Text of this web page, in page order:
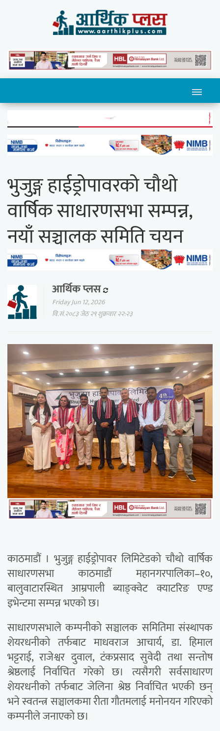
भुजुङ्ग हाईड्रोपावरको चौथो
वार्षिक साधारणसभा सम्पन्न,
नयाँ सञ्चालक समिति चयन
आर्थिक प्लस
Friday Jun 12, 2026
वि.सं.२०८३ जेठ २९ शुक्रवार २२:२३
काठमाडौं । भुजुङ्ग हाईड्रोपावर लिमिटेडको चौथो वार्षिक
साधारणसभा काठमाडौं महानगरपालिका–१०,
बालुवाटारस्थित आम्रपाली ब्याङ्क्वेट क्याटरिङ एण्ड
इभेन्टमा सम्पन्न भएको छ।
साधारणसभाले कम्पनीको सञ्चालक समितिमा संस्थापक
शेयरधनीको तर्फबाट माधवराज आचार्य, डा. हिमाल
भट्टराई, राजेश्वर दुवाल, टंकप्रसाद सुवेदी तथा सन्तोष
श्रेष्ठलाई निर्वाचित गरेको छ। त्यसैगरी सर्वसाधारण
शेयरधनीको तर्फबाट जेलिना श्रेष्ठ निर्वाचित भएकी छन्
भने स्वतन्त्र सञ्चालकमा रीता गौतमलाई मनोनयन गरिएको
कम्पनीले जनाएको छ।